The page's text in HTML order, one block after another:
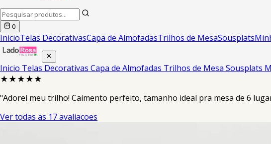
0
InicioTelas DecorativasCapa de AlmofadasTrilhos de MesaSousplats
Inicio Telas Decorativas Capa de Almofadas Trilhos de Mesa Sousplats
★★★★★
"Adorei meu trilho! Caimento perfeito, tamanho ideal pra mesa de 6
Ver todas as 17 avaliacoes